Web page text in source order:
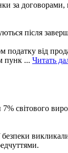
договорами,
після
від
пунк ... Читать
світового
безпеки